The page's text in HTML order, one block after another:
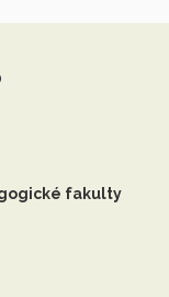
fakulty